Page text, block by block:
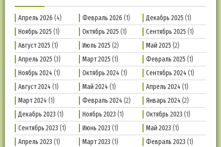
Апрель 2026 (4) Февраль 2026 (1) Декабрь 2025 (1)
Ноябрь 2025 (1) Октябрь 2025 (1) Сентябрь 2025 (1)
Август 2025 (1) Июль 2025 (2) Май 2025 (2)
Апрель 2025 (3) Март 2025 (1) Февраль 2025 (1)
Ноябрь 2024 (1) Октябрь 2024 (1) Сентябрь 2024 (1)
Август 2024 (1) Май 2024 (1) Апрель 2024 (1)
Март 2024 (1) Февраль 2024 (2) Январь 2024 (2)
Декабрь 2023 (1) Ноябрь 2023 (1) Октябрь 2023 (1)
Сентябрь 2023 (1) Июнь 2023 (1) Май 2023 (1)
Апрель 2023 (1) Март 2023 (1) Февраль 2023 (1)